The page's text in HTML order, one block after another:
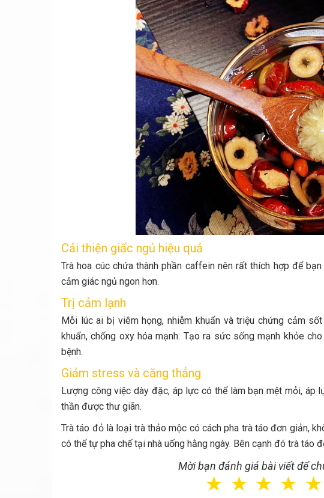
Cải thiện giấc ngủ hiệu quả
Trà hoa cúc chứa thành phần caffein nên rất thích hợp để
cảm giác ngủ ngon hơn.
Trị cảm lạnh
Mỗi lúc ai bị viêm họng, nhiễm khuẩn và triệu chứng cảm
khuẩn, chống oxy hóa mạnh. Tạo ra sức sống mạnh khỏe
bệnh.
Giảm stress và căng thẳng
Lượng công việc dày đặc, áp lực có thể làm bạn mệt mỏi, áp
thần được thư giãn.
Trà táo đỏ là loại trà thảo mộc có cách pha trà táo đơn giản,
có thể tự pha chế tại nhà uống hằng ngày. Bên cạnh đó trà táo
Mời bạn đánh giá bài viết để
☆
☆
☆
☆
☆